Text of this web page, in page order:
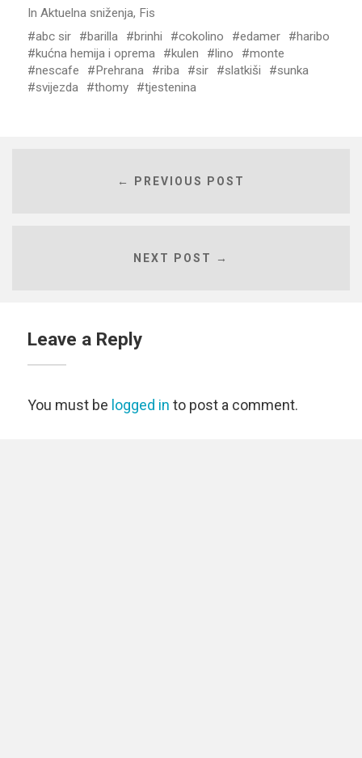
In Aktuelna sniženja, Fis
abc sir
barilla brinhi cokolino edamer
haribo
kućna hemija i oprema
kulen lino
monte
nescafe
Prehrana riba sir slatkiši
sunka
svijezda
thomy tjestenina
← PREVIOUS POST
NEXT POST →
Leave a Reply
You must be logged in to post a comment.